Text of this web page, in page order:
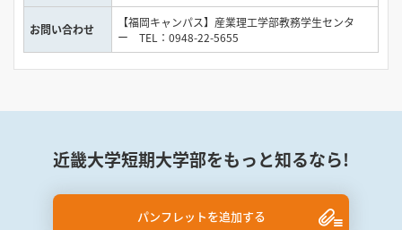
お問い合わせ
【福岡キャンパス】産業理工学部教務学生センタ
ー TEL：0948-22-5655
近畿大学短期大学部をもっと知るなら!
パンフレットを追加する